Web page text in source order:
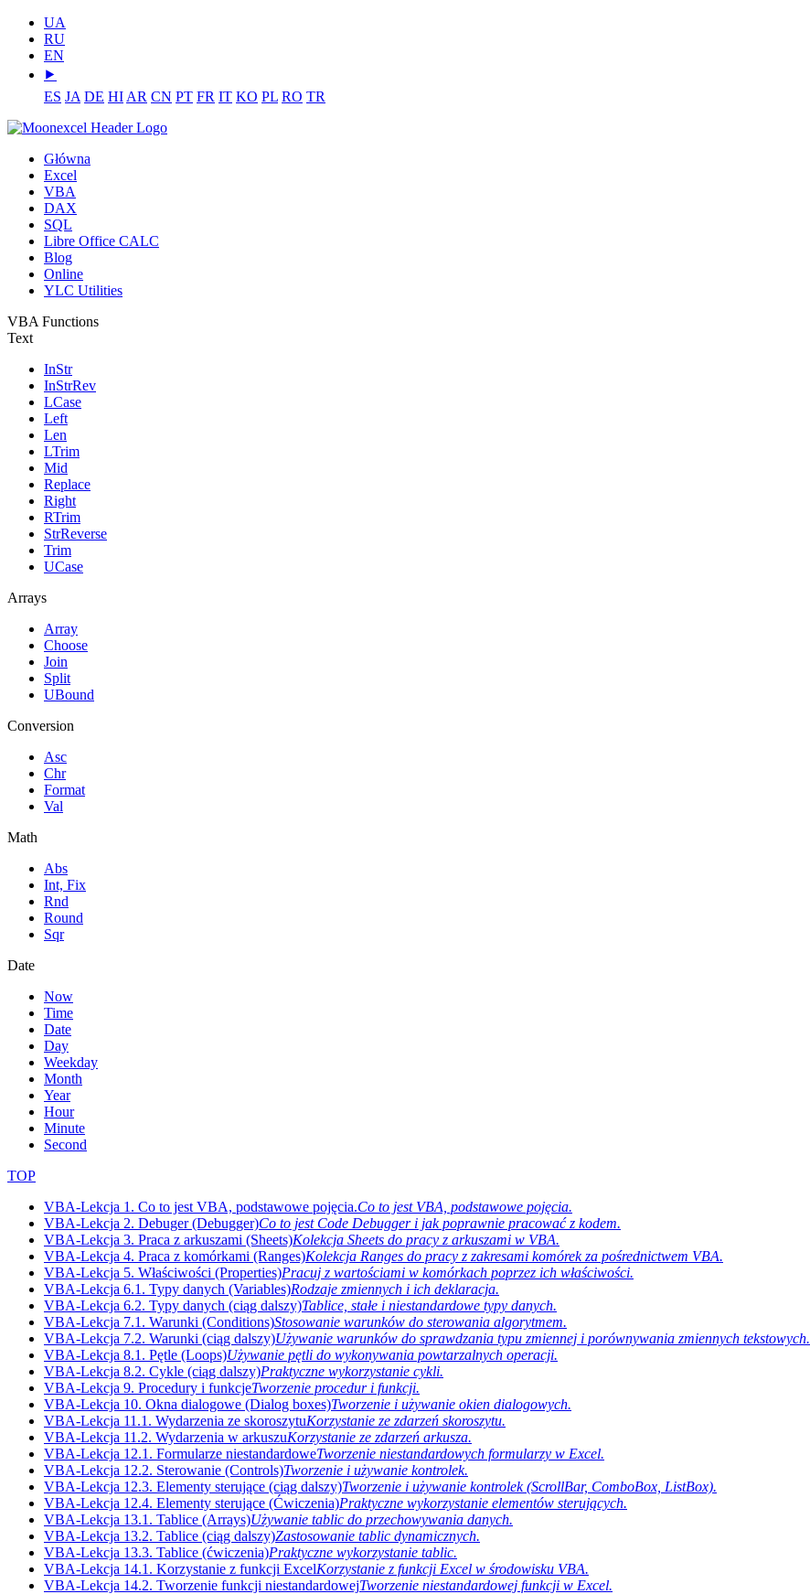
UA
RU
EN
⯈
ES JA DE HI AR CN PT FR IT KO PL RO TR
Główna
Excel
VBA
DAX
SQL
Libre Office CALC
Blog
Online
YLC Utilities
VBA Functions
Text
InStr
InStrRev
LCase
Left
Len
LTrim
Mid
Replace
Right
RTrim
StrReverse
Trim
UCase
Arrays
Array
Choose
Join
Split
UBound
Conversion
Asc
Chr
Format
Val
Math
Abs
Int, Fix
Rnd
Round
Sqr
Date
Now
Time
Date
Day
Weekday
Month
Year
Hour
Minute
Second
TOP
VBA-Lekcja 1. Co to jest VBA, podstawowe pojęcia.Co to jest VBA, podstawowe pojęcia.
VBA-Lekcja 2. Debuger (Debugger)Co to jest Code Debugger i jak poprawnie pracować z kodem.
VBA-Lekcja 3. Praca z arkuszami (Sheets)Kolekcja Sheets do pracy z arkuszami w VBA.
VBA-Lekcja 4. Praca z komórkami (Ranges)Kolekcja Ranges do pracy z zakresami komórek za pośrednictwem VBA.
VBA-Lekcja 5. Właściwości (Properties)Pracuj z wartościami w komórkach poprzez ich właściwości.
VBA-Lekcja 6.1. Typy danych (Variables)Rodzaje zmiennych i ich deklaracja.
VBA-Lekcja 6.2. Typy danych (ciąg dalszy)Tablice, stałe i niestandardowe typy danych.
VBA-Lekcja 7.1. Warunki (Conditions)Stosowanie warunków do sterowania algorytmem.
VBA-Lekcja 7.2. Warunki (ciąg dalszy)Używanie warunków do sprawdzania typu zmiennej i porównywania zmiennych tekstowych.
VBA-Lekcja 8.1. Pętle (Loops)Używanie pętli do wykonywania powtarzalnych operacji.
VBA-Lekcja 8.2. Cykle (ciąg dalszy)Praktyczne wykorzystanie cykli.
VBA-Lekcja 9. Procedury i funkcjeTworzenie procedur i funkcji.
VBA-Lekcja 10. Okna dialogowe (Dialog boxes)Tworzenie i używanie okien dialogowych.
VBA-Lekcja 11.1. Wydarzenia ze skoroszytuKorzystanie ze zdarzeń skoroszytu.
VBA-Lekcja 11.2. Wydarzenia w arkuszuKorzystanie ze zdarzeń arkusza.
VBA-Lekcja 12.1. Formularze niestandardoweTworzenie niestandardowych formularzy w Excel.
VBA-Lekcja 12.2. Sterowanie (Controls)Tworzenie i używanie kontrolek.
VBA-Lekcja 12.3. Elementy sterujące (ciąg dalszy)Tworzenie i używanie kontrolek (ScrollBar, ComboBox, ListBox).
VBA-Lekcja 12.4. Elementy sterujące (Ćwiczenia)Praktyczne wykorzystanie elementów sterujących.
VBA-Lekcja 13.1. Tablice (Arrays)Używanie tablic do przechowywania danych.
VBA-Lekcja 13.2. Tablice (ciąg dalszy)Zastosowanie tablic dynamicznych.
VBA-Lekcja 13.3. Tablice (ćwiczenia)Praktyczne wykorzystanie tablic.
VBA-Lekcja 14.1. Korzystanie z funkcji ExcelKorzystanie z funkcji Excel w środowisku VBA.
VBA-Lekcja 14.2. Tworzenie funkcji niestandardowejTworzenie niestandardowej funkcji w Excel.